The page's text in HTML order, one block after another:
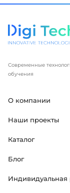
Современные
обучения
О компании
Наши проекты
Каталог
Блог
Индивидуальная